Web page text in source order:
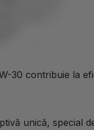
previne
30 contribuie la
unică, special